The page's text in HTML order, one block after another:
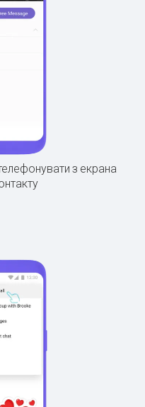
з екрана